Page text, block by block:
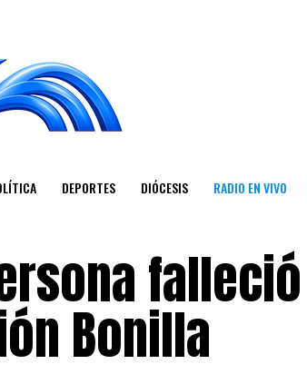
DEPORTES DIÓCESIS RADIO EN VIVO
falleció
Bonilla